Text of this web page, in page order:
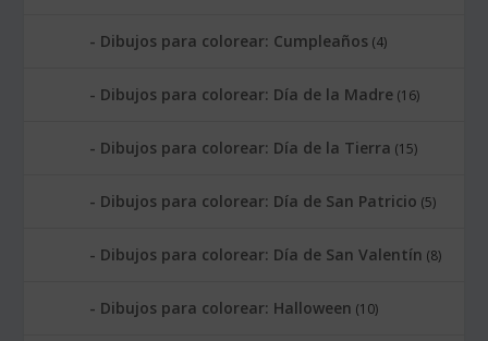
Dibujos para colorear: Cumpleaños (4)
Dibujos para colorear: Día de la Madre (16)
Dibujos para colorear: Día de la Tierra (15)
Dibujos para colorear: Día de San Patricio (5)
Dibujos para colorear: Día de San Valentín (8)
Dibujos para colorear: Halloween (10)